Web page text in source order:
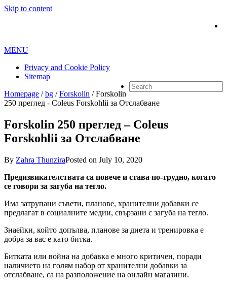
Skip to content
MENU
Privacy and Cookie Policy
Sitemap
Homepage / bg / Forskolin / Forskolin
250 преглед - Coleus Forskohlii за Отслабване
Forskolin 250 преглед – Coleus
Forskohlii за Отслабване
By Zahra ThunziraPosted on July 10, 2020
Предизвикателствата са повече и става по-трудно, когато
се говори за загуба на тегло.
Има затрупани съвети, планове, хранителни добавки се
предлагат в социалните медии, свързани с загуба на тегло.
Знаейки, който допълва, планове за диета и тренировка е
добра за вас е като битка.
Битката или война на добавка е много критичен, поради
наличието на голям набор от хранителни добавки за
отслабване, са на разположение на онлайн магазини.